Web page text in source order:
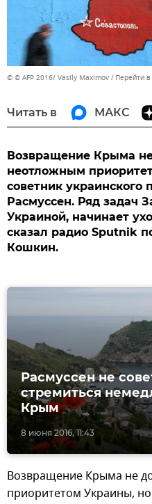
© © AFP 2016/ Vasily Maximov Перейти
Читать в МАКС
Возвращение Крыма
неотложным
советник украинского
Расмуссен. Ряд задач
Украиной, начинает
сказал радио Sputnik
Кошкин.
8 июня 2016, 11:43
Расмуссен не
стремиться
Крым
Возвращение Крыма не
приоритетом Украины,